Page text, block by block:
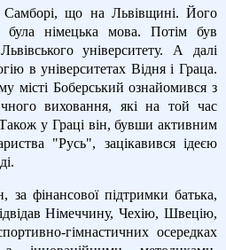
Самборі, що на Львівщині. Його
німецька мова. Потім був
університету. А далі
в університетах Відня і Граца.
місті Боберський ознайомився з
виховання, які на той час
у Граці він, бувши активним
"Русь", зацікавився ідеєю
за фінансової підтримки батька,
Німеччину, Чехію, Швецію,
гімнастичних осередках